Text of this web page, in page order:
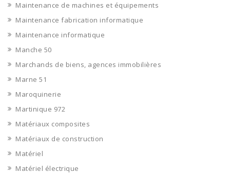
Maintenance de machines et équipements
Maintenance fabrication informatique
Maintenance informatique
Manche 50
Marchands de biens, agences immobilières
Marne 51
Maroquinerie
Martinique 972
Matériaux composites
Matériaux de construction
Matériel
Matériel électrique